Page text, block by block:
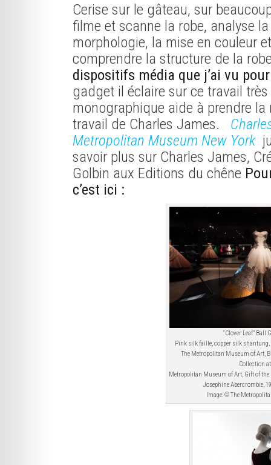
Cerise sur le gâteau, sur
filme et scanne la robe, analyse
morphologie, la mise en couleur
comprendre la structure de la
dispositifs média que j’ai vu
gadget il éclaire sur ce travail
monographique aide à prendre
travail de Charles James.
Metropolitan Museum New York
savoir plus sur Charles James,
Golbin aux Editions du chêne
c’est ici :
“Clover Leaf” Ball
Pink silk faille, copper silk
The Metropolitan Museum of Art,
Collection
Metropolitan Museum of Art, Gift of
Josephine Abercrombie,
Image: © The